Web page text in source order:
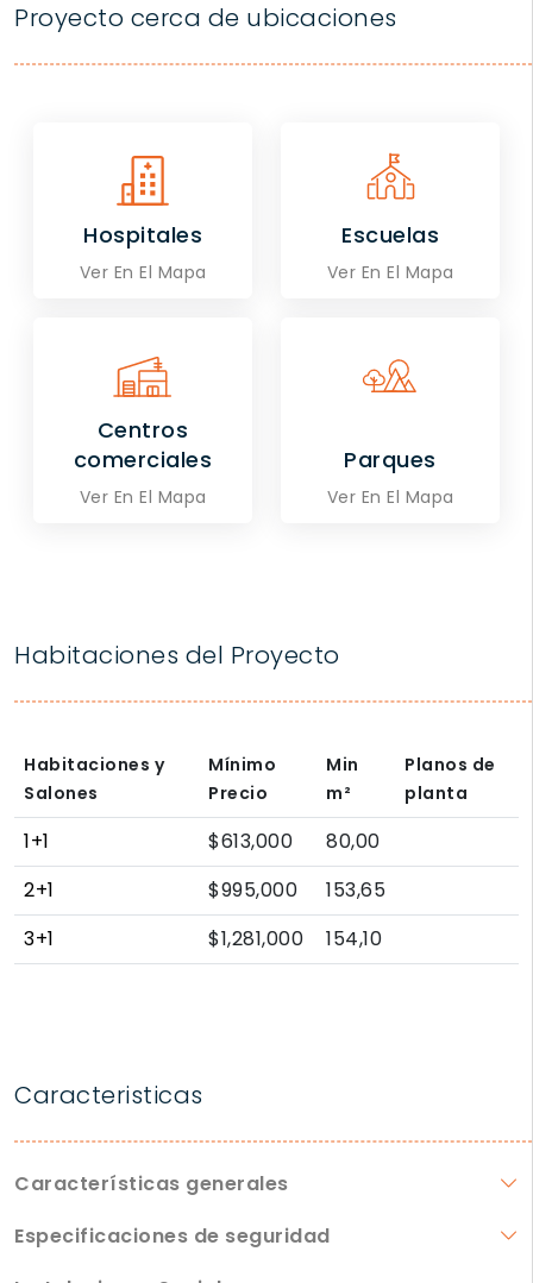
Proyecto cerca de ubicaciones
Hospitales
Ver En El Mapa
Escuelas
Ver En El Mapa
Centros
comerciales
Ver En El Mapa
Parques
Ver En El Mapa
Habitaciones del Proyecto
Habitaciones y
Salones
Mínimo
Precio
Min
m²
Planos de
planta
1+1 $613,000
80,00
2+1
$995,000
153,65
3+1
$1,281,000 154,10
Caracteristicas
Características generales
Especificaciones de seguridad